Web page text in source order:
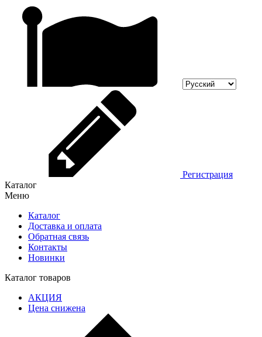
Регистрация
Каталог
Меню
Каталог
Доставка и оплата
Обратная связь
Контакты
Новинки
Каталог товаров
АКЦИЯ
Цена снижена